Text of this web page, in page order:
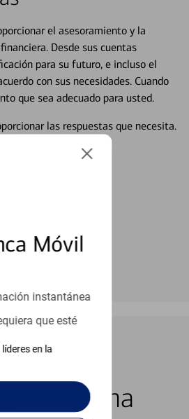
Móvil
instantánea
que esté
en la
el asesoramiento y la
Desde sus cuentas
para su futuro, e incluso el
con sus necesidades. Cuando
que sea adecuado para usted.
las respuestas que necesita.
la semana